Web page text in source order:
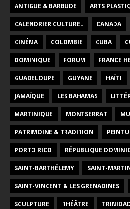
ANTIGUE & BARBUDE ARTS
CALENDRIER CULTUREL CANADA
CINÉMA COLOMBIE CUBA
DOMINIQUE FORUM FRANCE
GUADELOUPE GUYANE HAÏTI
JAMAÏQUE LES BAHAMAS
MARTINIQUE MONTSERRAT
PATRIMOINE & TRADITION
PORTO RICO RÉPUBLIQUE
SAINT-BARTHÉLEMY SAINT-
SAINT-VINCENT & LES GRENADINES
SCULPTURE THÉÂTRE